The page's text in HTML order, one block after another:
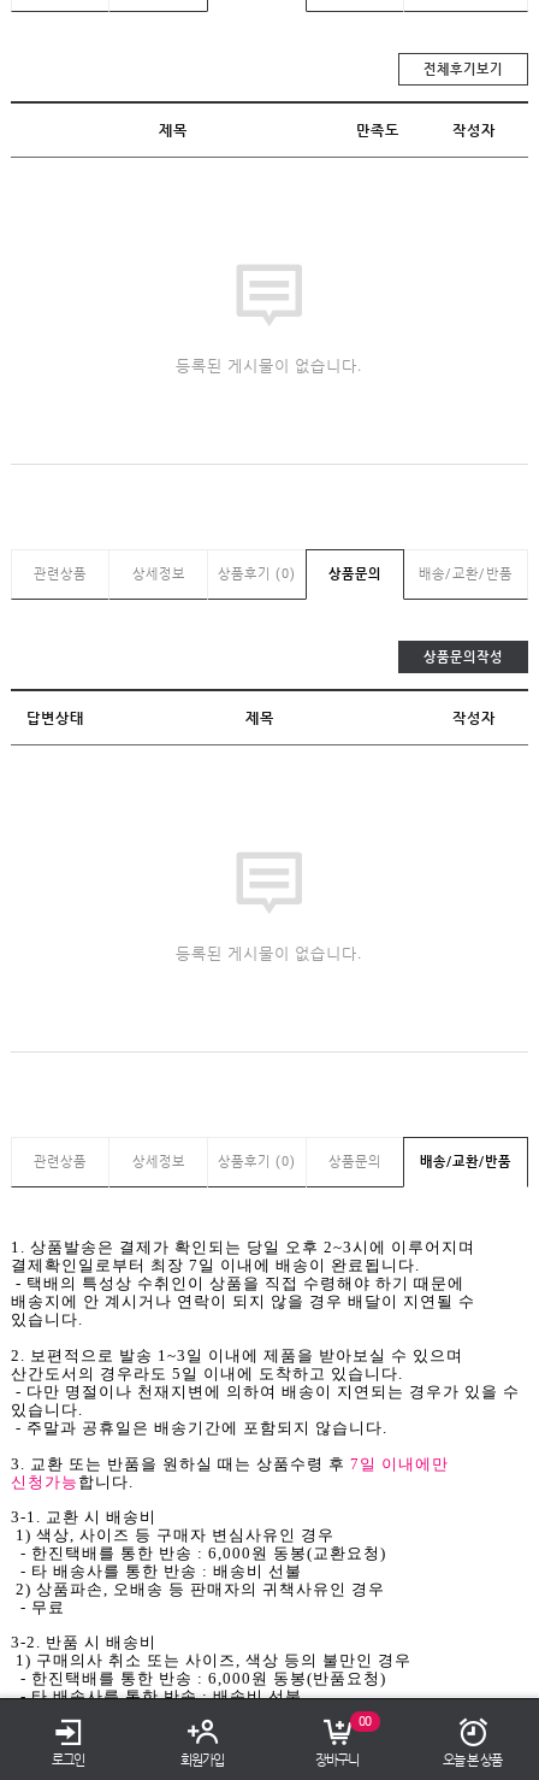
로그인 회원가입
00
장바구니 오늘 본 상품
전체후기보기
제목 만족도 작성자
등록된 게시물이 없습니다.
관련상품 상세정보 상품후기 (0) 상품문의 배송/교환/반품
상품문의작성
답변상태 제목 작성자
등록된 게시물이 없습니다.
관련상품 상세정보 상품후기 (0) 상품문의 배송/교환/반품
1. 상품발송은 결제가 확인되는 당일 오후 2~3시에 이루어지며
결제확인일로부터 최장 7일 이내에 배송이 완료됩니다.
- 택배의 특성상 수취인이 상품을 직접 수령해야 하기 때문에
배송지에 안 계시거나 연락이 되지 않을 경우 배달이 지연될 수
있습니다.
2. 보편적으로 발송 1~3일 이내에 제품을 받아보실 수 있으며
산간도서의 경우라도 5일 이내에 도착하고 있습니다.
- 다만 명절이나 천재지변에 의하여 배송이 지연되는 경우가 있을 수
있습니다.
- 주말과 공휴일은 배송기간에 포함되지 않습니다.
3. 교환 또는 반품을 원하실 때는 상품수령 후 7일 이내에만
신청가능 합니다.
3-1. 교환 시 배송비
1) 색상, 사이즈 등 구매자 변심사유인 경우
- 한진택배를 통한 반송 : 6,000원 동봉(교환요청)
- 타 배송사를 통한 반송 : 배송비 선불
2) 상품파손, 오배송 등 판매자의 귀책사유인 경우
- 무료
3-2. 반품 시 배송비
1) 구매의사 취소 또는 사이즈, 색상 등의 불만인 경우
- 한진택배를 통한 반송 : 6,000원 동봉(반품요청)
- 타 배송사를 통한 반송 : 배송비 선불
2) 상품파손, 배송지연(주문완료 후 7일 이상), 오배송 등의 경우
- 무료